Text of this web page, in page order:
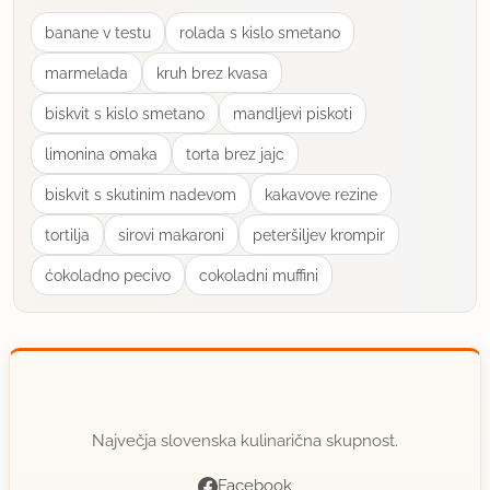
P.s. Čestitke za zamisel.
uporabno
proxima
član od 2003
27.9.2014 ob 10:11
Ah, saj zamisel ni moja, samo malce prirejena po
nekaj drugih receptih (ponavadi dajo kis in rdeče
vino za izboljšanje barve, grozdni in limonin sok sta
vlaganju je pisalo, da lahko večino vrst sadja
zamrzneš in kuhaš marmelado takrat, ko imaš čas
banane v testu rolada s kislo smetano
marmelada kruh brez kvasa
biskvit s kislo smetano mandljevi piskoti
limonina omaka torta brez jajc
biskvit s skutinim nadevom kakavove rezine
tortilja sirovi makaroni peteršiljev krompir
ćokoladno pecivo cokoladni muffini
Največja slovenska kulinarična skupnost.